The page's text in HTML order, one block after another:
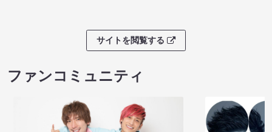
サイトを閲覧する
ファンコミュニティ